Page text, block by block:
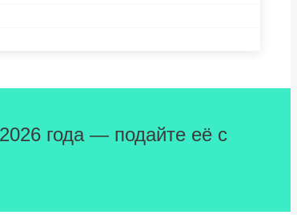
года — подайте её с